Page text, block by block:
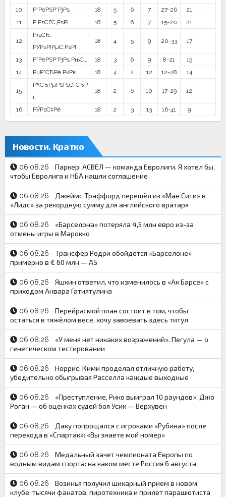
10
Р”РёРЅР°РјРѕ 18 5 6 7 27-26
21
11
Р РѕСЃС‚РѕРІ 18 5 6 7 15-20 21
12
РљСЂ.
РЎРѕРІРµС‚РѕРІ
18 4 5 9 20-33 17
13 Р”РёРЅР°РјРѕ РњС… 18 3 6 9 8-21
15
14
РџР°СЂРё РќРќ 18 4 2 12 12-28 14
15
РћСЂРµРЅР±СѓСЂР
і
18 2 6 10 17-29 12
16 РЎРѕС‡Рё 18 2 3 13 16-41 9
Новости. Кратко
06.08.26
Паркер: АСВЕЛ — команда Евролиги. Я хотел бы,
чтобы Евролига и НБА нашли соглашение
06.08.26
Джеймс Траффорд перешёл из «Ман Сити» в
«Лидс» за рекордную сумму для английского вратаря
06.08.26
«Барселона» потеряла 4,5 млн евро из-за
отмены игры в Марокко
06.08.26
Трансфер Родри обойдётся «Барселоне»
примерно в € 60 млн — AS
06.08.26
Яшкин ответил, что изменилось в «Ак Барсе» с
приходом Анвара Гатиятулина
06.08.26
Перейра: мой план состоит в том, чтобы
остаться в тяжёлом весе, хочу завоевать здесь титул
06.08.26
«У меня нет никаких возражений». Пегула — о
генетическом тестировании
06.08.26
Норрис: Кими проделал отличную работу,
убедительно обыгрывая Расселла каждые выходные
06.08.26
«Преступление, Рико выиграл 10 раундов». Джо
Роган — об оценках судей боя Усик — Верхувен
06.08.26
Даку попрощался с игроками «Рубина» после
перехода в «Спартак»: «Вы знаете мой номер»
06.08.26
Медальный зачет чемпионата Европы по
водным видам спорта: на каком месте Россия 6 августа
06.08.26
Возинья получил шикарный прием в новом
клубе: тысячи фанатов, пиротехника и прилет парашютиста